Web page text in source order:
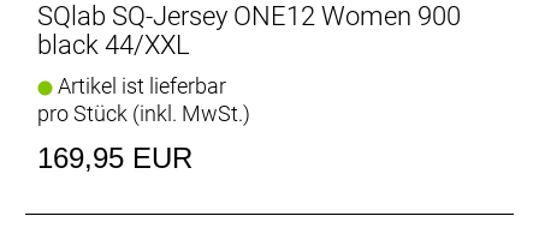
SQlab SQ-Jersey ONE12 Women 900
black 44/XXL
Artikel ist lieferbar
pro Stück (inkl. MwSt.)
169,95 EUR